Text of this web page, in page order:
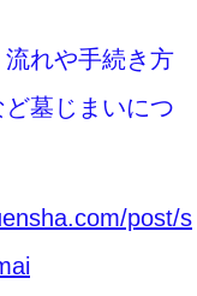
れや手続き方
墓じまいにつ
post/s